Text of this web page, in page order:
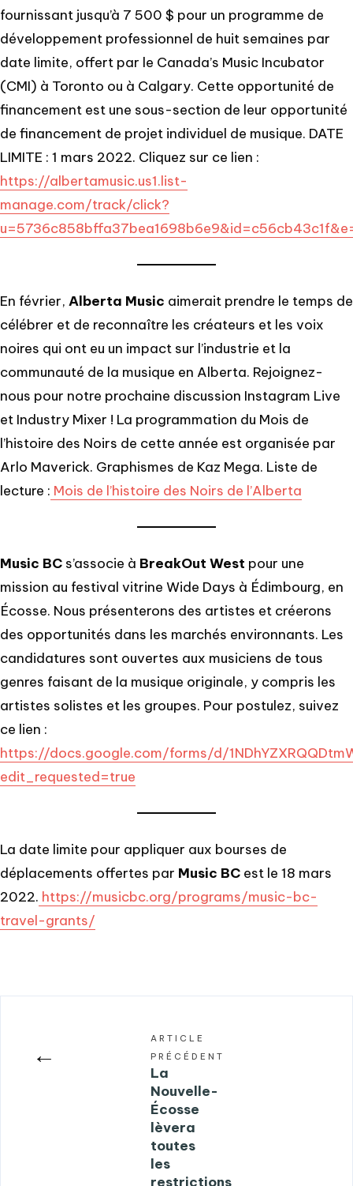
fournissant jusqu’à 7 500 $ pour un programme de
développement professionnel de huit semaines par
date limite, offert par le Canada’s Music Incubator
(CMI) à Toronto ou à Calgary. Cette opportunité de
financement est une sous-section de leur opportunité
de financement de projet individuel de musique. DATE
LIMITE : 1 mars 2022. Cliquez sur ce lien :
https://albertamusic.us1.list-
manage.com/track/click?
En février, Alberta Music aimerait prendre le temps de
célébrer et de reconnaître les créateurs et les voix
noires qui ont eu un impact sur l’industrie et la
communauté de la musique en Alberta. Rejoignez-
nous pour notre prochaine discussion Instagram Live
et Industry Mixer ! La programmation du Mois de
l’histoire des Noirs de cette année est organisée par
Arlo Maverick. Graphismes de Kaz Mega. Liste de
lecture : Mois de l’histoire des Noirs de l’Alberta
Music BC s’associe à BreakOut West pour une
mission au festival vitrine Wide Days à Édimbourg, en
Écosse. Nous présenterons des artistes et créerons
des opportunités dans les marchés environnants. Les
candidatures sont ouvertes aux musiciens de tous
genres faisant de la musique originale, y compris les
artistes solistes et les groupes. Pour postulez, suivez
ce lien :
https://docs.google.com/forms/d/
edit_requested=true
La date limite pour appliquer aux bourses de
déplacements offertes par Music BC est le 18 mars
2022. https://musicbc.org/programs/music-bc-
travel-grants/
←
ARTICLE
PRÉCÉDENT
La
Nouvelle-
Écosse
lèvera
toutes
les
restrictions